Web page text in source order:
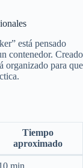
está pensado
contenedor. Creado
organizado para que
Tiempo
aproximado